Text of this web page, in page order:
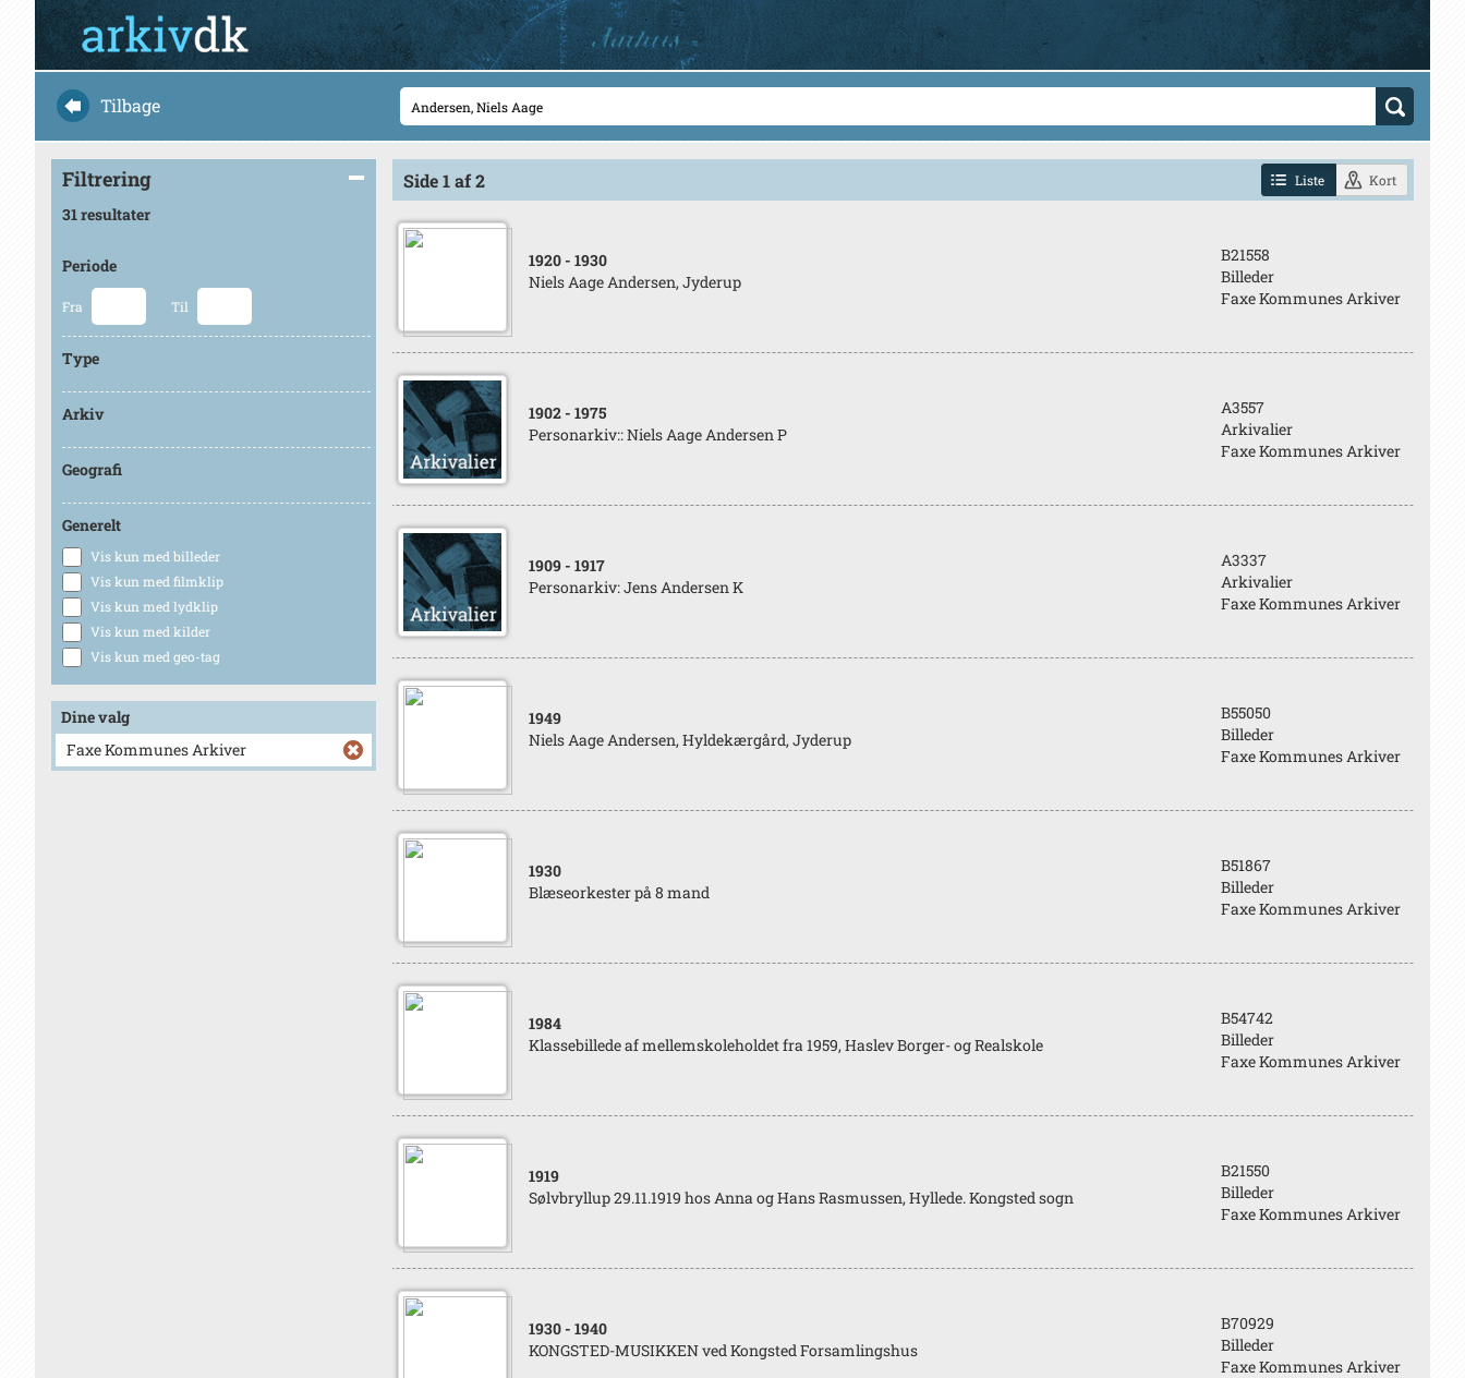
Tilbage
Filtrering
31 resultater
Periode
Fra Til
Type
Arkiv
Geografi
Generelt
Vis kun med billeder
Vis kun med filmklip
Vis kun med lydklip
Vis kun med kilder
Vis kun med geo-tag
Dine valg
Faxe Kommunes Arkiver
Side 1 af 2 Liste Kort
1920 - 1930
Niels Aage Andersen, Jyderup
B21558
Billeder
Faxe Kommunes Arkiver
1902 - 1975
Personarkiv:: Niels Aage Andersen P
A3557
Arkivalier
Faxe Kommunes Arkiver
1909 - 1917
Personarkiv: Jens Andersen K
A3337
Arkivalier
Faxe Kommunes Arkiver
1949
Niels Aage Andersen, Hyldekærgård, Jyderup
B55050
Billeder
Faxe Kommunes Arkiver
1930
Blæseorkester på 8 mand
B51867
Billeder
Faxe Kommunes Arkiver
1984
Klassebillede af mellemskoleholdet fra 1959, Haslev Borger- og Realskole
B54742
Billeder
Faxe Kommunes Arkiver
1919
Sølvbryllup 29.11.1919 hos Anna og Hans Rasmussen, Hyllede. Kongsted sogn
B21550
Billeder
Faxe Kommunes Arkiver
1930 - 1940
KONGSTED-MUSIKKEN ved Kongsted Forsamlingshus
B70929
Billeder
Faxe Kommunes Arkiver